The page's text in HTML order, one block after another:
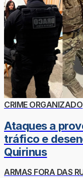
CRIME ORGANIZADO
Ataques a
tráfico e
Quirinus
ARMAS FORA DAS